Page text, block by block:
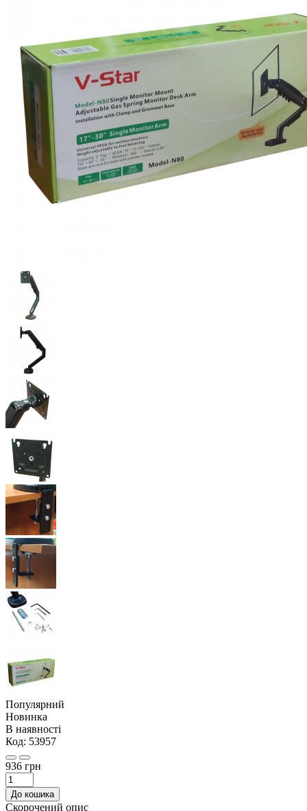
Популярний
Новинка
В наявності
Код: 53957
936 грн
До кошика
Скорочений опис